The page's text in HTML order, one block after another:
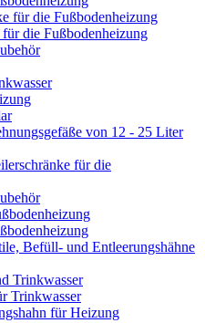
für die Fußbodenheizung
die Fußbodenheizung
von 12 - 25 Liter
für die
Befüll- und Entleerungshähne
Trinkwasser
Trinkwasser
für Heizung